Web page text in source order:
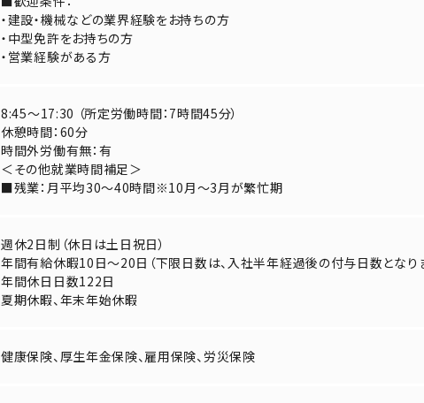
・建設・機械などの業界経験をお持ちの方
・中型免許をお持ちの方
・営業経験がある方
8:45～17:30 （所定労働時間：7時間45分）
休憩時間：60分
時間外労働有無：有
＜その他就業時間補足＞
■残業：月平均30～40時間※10月～3月が繁忙期
週休2日制（休日は土日祝日）
年間有給休暇10日～20日（下限日数は、入社半年経過後の付与日数となり
年間休日日数122日
夏期休暇、年末年始休暇
健康保険、厚生年金保険、雇用保険、労災保険